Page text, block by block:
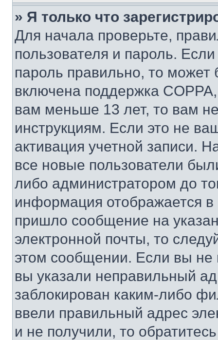
» Я только что
Для начала проверьте,
пользователя и пароль.
пароль правильно, то может
включена поддержка
вам меньше 13 лет, то вам
инструкциям. Если это не
активация учетной записи.
все новые пользователи
либо администратором до
информация отображается
пришло сообщение на
электронной почты, то
этом сообщении. Если вы
вы указали неправильный
заблокирован каким-либо
ввели правильный адрес
и не получили, то